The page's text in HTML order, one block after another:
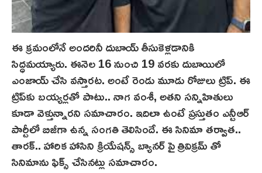
ఈ క్రమంలోనే అందరినీ దుబాయ్ తీసుకెళ్లడానికి
సిద్ధమయ్యారు. ఈనెల 16 నుంచి 19 వరకు దుబాయిలో
ఎంజాయ్ చేసి వస్తారట. అంటే రెండు మూడు రోజులు ట్రిప్. ఈ
ట్రిప్‌కు బయ్యర్లతో పాటు.. నాగ వంశీ, అతని సన్నిహితులు
కూడా వెళ్తున్నారని సమాచారం. ఇదిలా ఉంటే ప్రస్తుతం ఎన్టీఆర్
పార్టీలో బిజీగా ఉన్న సంగతి తెలిసిందే. ఈ సినిమా తర్వాత..
తారక్.. హారిక హాసిని క్రియేషన్స్ బ్యానర్ పై త్రివిక్రమ్ తో
సినిమాను ఫిక్స్ చేసినట్లు సమాచారం.